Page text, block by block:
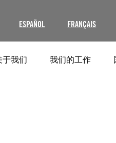
ESPAÑOL FRANÇAIS
于我们 我们的工作